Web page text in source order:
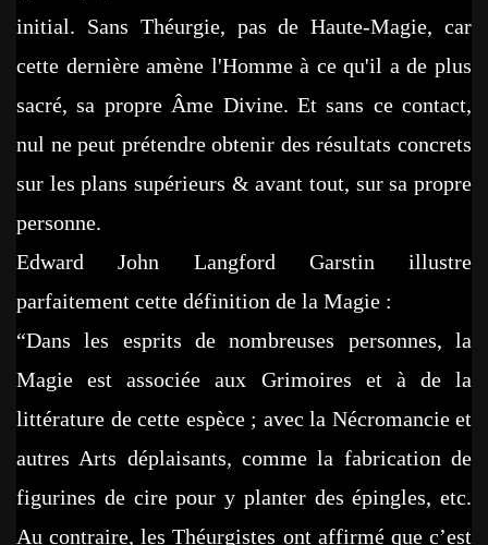
initial. Sans Théurgie, pas de Haute-Magie, car
cette dernière amène l'Homme à ce qu'il a de plus
sacré, sa propre Âme Divine. Et sans ce contact,
nul ne peut prétendre obtenir des résultats concrets
sur les plans supérieurs & avant tout, sur sa propre
personne.
Edward John Langford Garstin illustre
parfaitement cette définition de la Magie :
“Dans les esprits de nombreuses personnes, la
Magie est associée aux Grimoires et à de la
littérature de cette espèce ; avec la Nécromancie et
autres Arts déplaisants, comme la fabrication de
figurines de cire pour y planter des épingles, etc.
Au contraire, les Théurgistes ont affirmé que c’est